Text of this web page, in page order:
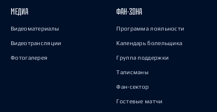
МЕДИА
Видеоматериалы
Видеотрансляции
Фотогалерея
ФАН-ЗОНА
Программа лояльности
Календарь болельщика
Группа поддержки
Талисманы
Фан-сектор
Гостевые матчи